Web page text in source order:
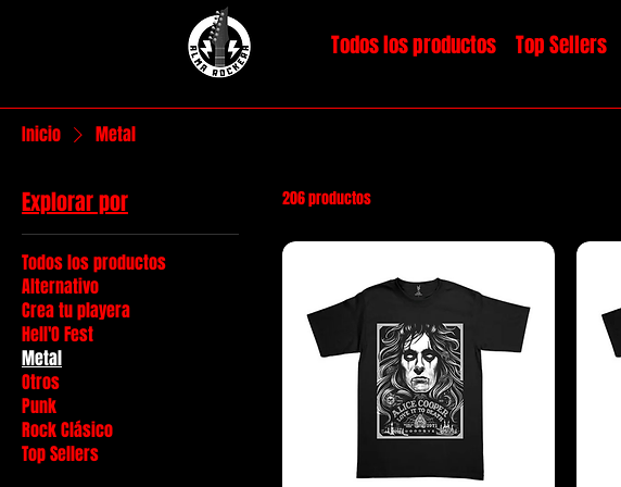
Top Sellers
Todos los productos
Inicio Metal
Explorar por
Todos los productos
Alternativo
Crea tu playera
Hell'O Fest
Metal
Otros
Punk
Rock Clásico
Top Sellers
206 productos